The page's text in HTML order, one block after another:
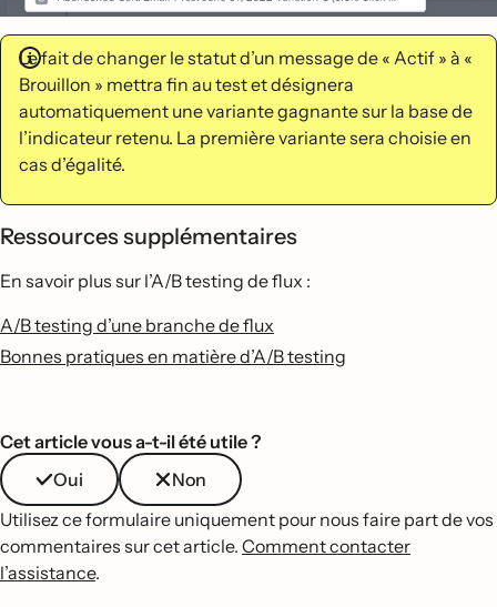
Le fait de changer le statut d’un message de « Actif » à «
Brouillon » mettra fin au test et désignera
automatiquement une variante gagnante sur la base de
l’indicateur retenu. La première variante sera choisie en
cas d’égalité.
Ressources supplémentaires
En savoir plus sur l’A/B testing de flux :
A/B testing d’une branche de flux
Bonnes pratiques en matière d’A/B testing
Cet article vous a-t-il été utile ?
Oui
Non
Utilisez ce formulaire uniquement pour nous faire part de vos
commentaires sur cet article. Comment contacter
l’assistance.